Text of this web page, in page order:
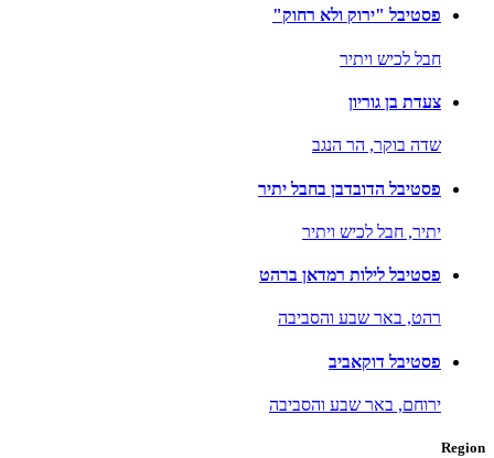
פסטיבל "ירוק ולא רחוק"
חבל לכיש ויתיר
צעדת בן גוריון
שדה בוקר, הר הנגב
פסטיבל הדובדבן בחבל יתיר
יתיר, חבל לכיש ויתיר
פסטיבל לילות רמדאן ברהט
רהט, באר שבע והסביבה
פסטיבל דוקאביב
ירוחם, באר שבע והסביבה
Region